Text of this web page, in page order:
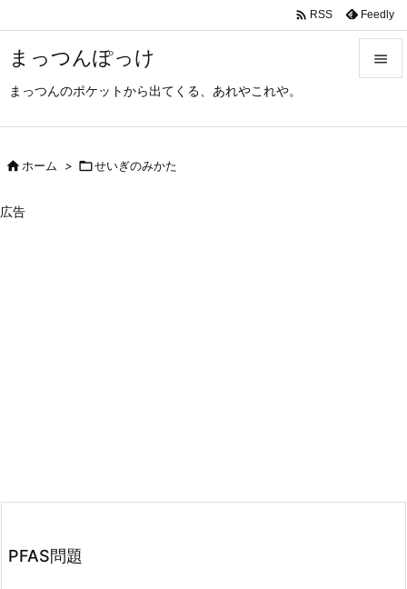
まっつんぽっけ
まっつんのポケットから出てくる、あれやこれや。

 RSS Feedly
ホーム > せいぎのみかた
広告
PFAS問題